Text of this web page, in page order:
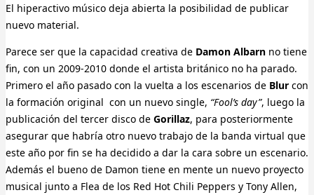
El hiperactivo músico deja abierta la posibilidad de publicar
nuevo material.
Parece ser que la capacidad creativa de Damon Albarn no tiene
fin, con un 2009-2010 donde el artista británico no ha parado.
Primero el año pasado con la vuelta a los escenarios de Blur con
la formación original con un nuevo single, “Fool’s day”, luego la
publicación del tercer disco de Gorillaz, para posteriormente
asegurar que habría otro nuevo trabajo de la banda virtual que
este año por fin se ha decidido a dar la cara sobre un escenario.
Además el bueno de Damon tiene en mente un nuevo proyecto
musical junto a Flea de los Red Hot Chili Peppers y Tony Allen,